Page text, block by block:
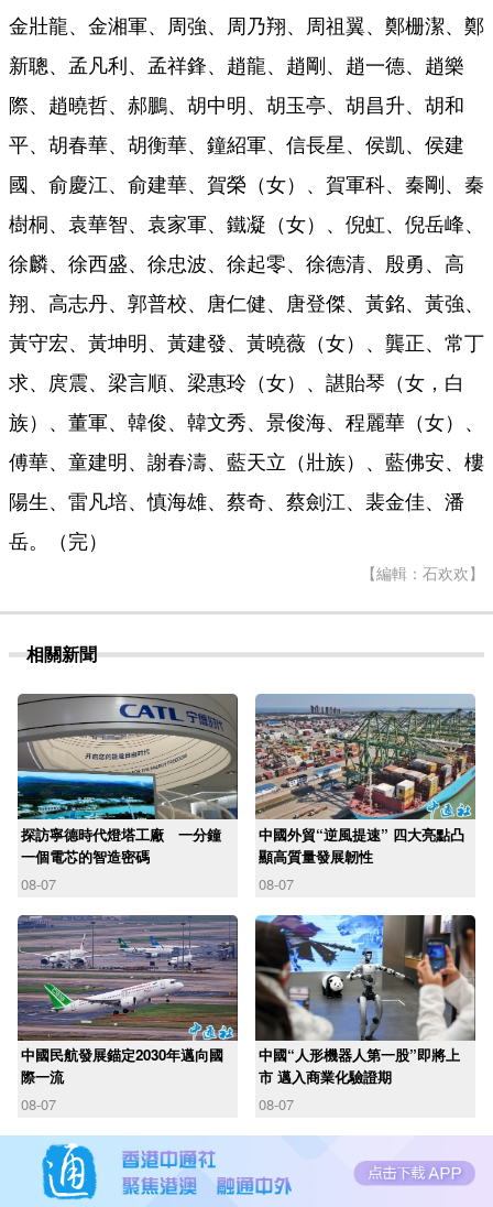
金壯龍、金湘軍、周強、周乃翔、周祖翼、鄭栅潔、鄭
新聰、孟凡利、孟祥鋒、趙龍、趙剛、趙一德、趙樂
際、趙曉哲、郝鵬、胡中明、胡玉亭、胡昌升、胡和
平、胡春華、胡衡華、鐘紹軍、信長星、侯凱、侯建
國、俞慶江、俞建華、賀榮（女）、賀軍科、秦剛、秦
樹桐、袁華智、袁家軍、鐵凝（女）、倪虹、倪岳峰、
徐麟、徐西盛、徐忠波、徐起零、徐德清、殷勇、高
翔、高志丹、郭普校、唐仁健、唐登傑、黃銘、黃強、
黃守宏、黃坤明、黃建發、黃曉薇（女）、龔正、常丁
求、庹震、梁言順、梁惠玲（女）、諶貽琴（女，白
族）、董軍、韓俊、韓文秀、景俊海、程麗華（女）、
傅華、童建明、謝春濤、藍天立（壯族）、藍佛安、樓
陽生、雷凡培、慎海雄、蔡奇、蔡劍江、裴金佳、潘
岳。（完）
【編輯：石欢欢】
相關新聞
探訪寧德時代燈塔工廠 一分鐘
一個電芯的智造密碼
08-07
中國外貿“逆風提速” 四大亮點凸
顯高質量發展韌性
08-07
中國民航發展錨定2030年邁向國
際一流
08-07
中國“人形機器人第一股”即將上
市 邁入商業化驗證期
08-07